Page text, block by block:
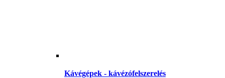
Kávégépek - kávézófelszerelés